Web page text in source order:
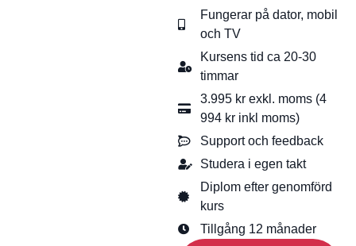
Fungerar på dator, mobil
och TV
Kursens tid ca 20-30
timmar
3.995 kr exkl. moms (4
994 kr inkl moms)
Support och feedback
Studera i egen takt
Diplom efter genomförd
kurs
Tillgång 12 månader